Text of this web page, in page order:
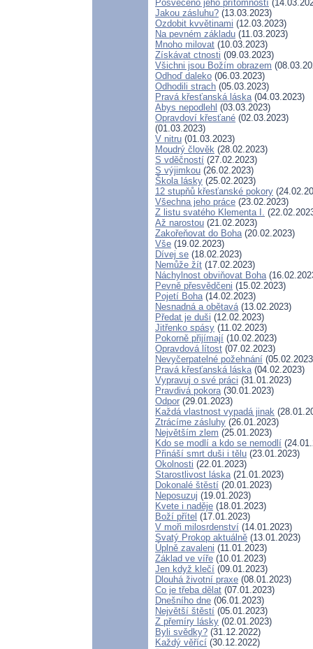
Posvěceno jeho přítomností
Jakou zásluhu? (13.03.2023)
Ozdobit kvvětinami (12.03.2023)
Na pevném základu (11.03.2023)
Mnoho milovat (10.03.2023)
Získávat ctnosti (09.03.2023)
Všichni jsou Božím obrazem
Odhoď daleko (06.03.2023)
Odhodili strach (05.03.2023)
Pravá křesťanská láska(04.03.2023)
Abys nepodlehl (03.03.2023)
Opravdoví křesťané (02.03.2023)
(01.03.2023)
V nitru (01.03.2023)
Moudrý člověk (28.02.2023)
S vděčností (27.02.2023)
S výjimkou (26.02.2023)
Škola lásky (25.02.2023)
12 stupňů křesťanské pokory
Všechna jeho práce (23.02.2023)
Z listu svatého Klementa I.
Až narostou (21.02.2023)
Zakořeňovat do Boha(20.02.2023)
Vše (19.02.2023)
Dívej se (18.02.2023)
Nemůže žít (17.02.2023)
Náchylnost obviňovat Boha
Pevně přesvědčeni (15.02.2023)
Pojetí Boha(14.02.2023)
Nesnadná a obětavá(13.02.2023)
Předat je duši (12.02.2023)
Jitřenko spásy (11.02.2023)
Pokorně přijímají (10.02.2023)
Opravdová lítost (07.02.2023)
Nevyčerpatelné požehnání
Pravá křesťanská láska(04.02.2023)
Vypravuj o své práci (31.01.2023)
Pravdivá pokora(30.01.2023)
Odpor (29.01.2023)
Každá vlastnost vypadá jinak
Ztrácíme zásluhy (26.01.2023)
Největším zlem (25.01.2023)
Kdo se modlí a kdo se nemodlí
Přináší smrt duši i tělu (23.01.2023)
Okolnosti (22.01.2023)
Starostlivost láska(21.01.2023)
Dokonalé štěstí (20.01.2023)
Neposuzuj (19.01.2023)
Kvete i naděje (18.01.2023)
Boží přítel (17.01.2023)
V moři milosrdenství (14.01.2023)
Svatý Prokop aktuálně (13.01.2023)
Úplně zavaleni (11.01.2023)
Základ ve víře (10.01.2023)
Jen když klečí (09.01.2023)
Dlouhá životní praxe (08.01.2023)
Co je třeba dělat (07.01.2023)
Dnešního dne (06.01.2023)
Největší štěstí (05.01.2023)
Z přemíry lásky (02.01.2023)
Byli svědky? (31.12.2022)
Každý věřící (30.12.2022)